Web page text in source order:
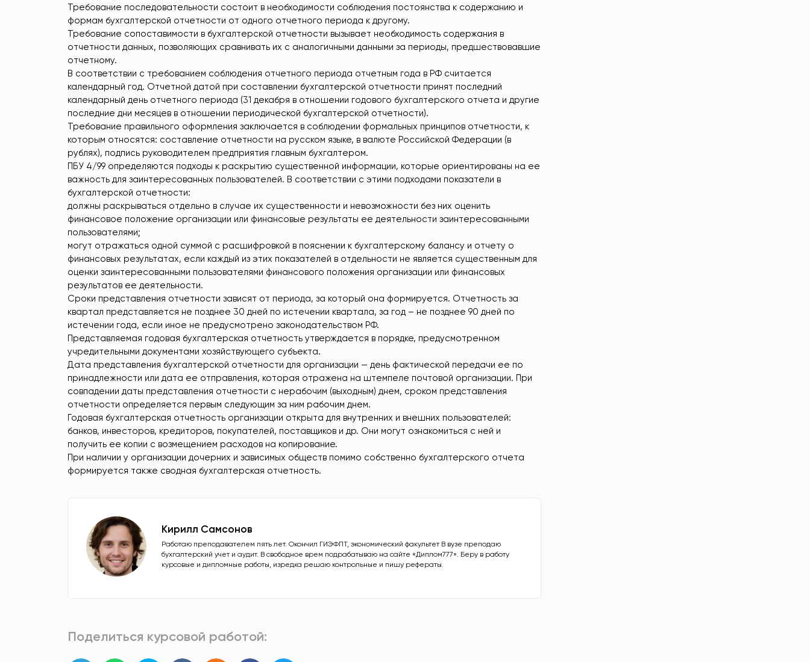
Требование последовательности состоит в необходимости соблюдения постоянства к содержанию и
формам бухгалтерской отчетности от одного отчетного периода к другому.
Требование сопоставимости в бухгалтерской отчетности вызывает необходимость содержания в
отчетности данных, позволяющих сравнивать их с аналогичными данными за периоды, предшествовавшие
отчетному.
В соответствии с требованием соблюдения отчетного периода отчетным года в РФ считается
календарный год. Отчетной датой при составлении бухгалтерской отчетности принят последний
календарный день отчетного периода (31 декабря в отношении годового бухгалтерского отчета и другие
последние дни месяцев в отношении периодической бухгалтерской отчетности).
Требование правильного оформления заключается в соблюдении формальных принципов отчетности, к
которым относятся: составление отчетности на русском языке, в валюте Российской Федерации (в
рублях), подпись руководителем предприятия главным бухгалтером.
ПБУ 4/99 определяются подходы к раскрытию существенной информации, которые ориентированы на ее
важность для заинтересованных пользователей. В соответствии с этими подходами показатели в
бухгалтерской отчетности:
должны раскрываться отдельно в случае их существенности и невозможности без них оценить
финансовое положение организации или финансовые результаты ее деятельности заинтересованными
пользователями;
могут отражаться одной суммой с расшифровкой в пояснении к бухгалтерскому балансу и отчету о
финансовых результатах, если каждый из этих показателей в отдельности не является существенным для
оценки заинтересованными пользователями финансового положения организации или финансовых
результатов ее деятельности.
Сроки представления отчетности зависят от периода, за который она формируется. Отчетность за
квартал представляется не позднее 30 дней по истечении квартала, за год – не позднее 90 дней по
истечении года, если иное не предусмотрено законодательством РФ.
Представляемая годовая бухгалтерская отчетность утверждается в порядке, предусмотренном
учредительными документами хозяйствующего субъекта.
Дата представления бухгалтерской отчетности для организации — день фактической передачи ее по
принадлежности или дата ее отправления, которая отражена на штемпеле почтовой организации. При
совпадении даты представления отчетности с нерабочим (выходным) днем, сроком представления
отчетности определяется первым следующим за ним рабочим днем.
Годовая бухгалтерская отчетность организации открыта для внутренних и внешних пользователей:
банков, инвесторов, кредиторов, покупателей, поставщиков и др. Они могут ознакомиться с ней и
получить ее копии с возмещением расходов на копирование.
При наличии у организации дочерних и зависимых обществ помимо собственно бухгалтерского отчета
формируется также сводная бухгалтерская отчетность.
Кирилл Самсонов
Работаю преподавателем пять лет. Окончил ГИЭФПТ, экономический факультет В вузе преподаю
бухгалтерский учет и аудит. В свободное врем подрабатываю на сайте «Диплом777». Беру в работу
курсовые и дипломные работы, изредка решаю контрольные и пишу рефераты.
Поделиться курсовой работой: